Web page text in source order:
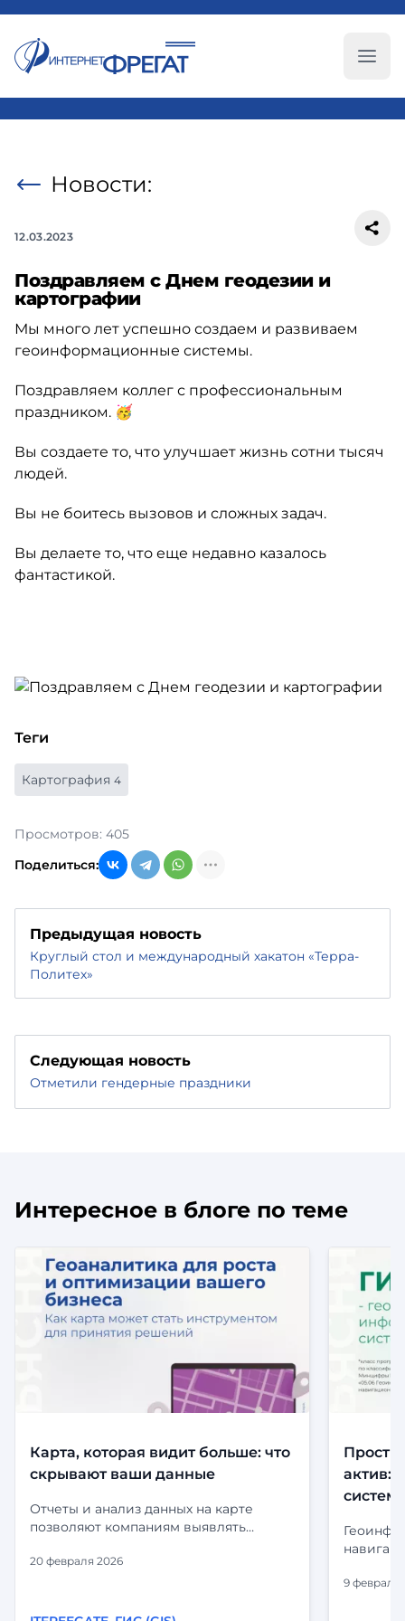
Новости:
12.03.2023
Поздравляем с Днем геодезии и
картографии
Мы много лет успешно создаем и развиваем
геоинформационные системы.
Поздравляем коллег с профессиональным
праздником. 🥳
Вы создаете то, что улучшает жизнь сотни тысяч
людей.
Вы не боитесь вызовов и сложных задач.
Вы делаете то, что еще недавно казалось
фантастикой.
Теги
Картография 4
Просмотров: 405
Поделиться:
Предыдущая новость
Круглый стол и международный хакатон «Терра-
Политех»
Следующая новость
Отметили гендерные праздники
Интересное в блоге по теме
Карта, которая видит больше: что
скрывают ваши данные
Отчеты и анализ данных на карте
позволяют компаниям выявлять
географические паттерны и
отслеживать местоположение
20 февраля 2026
актив:
9 февраля